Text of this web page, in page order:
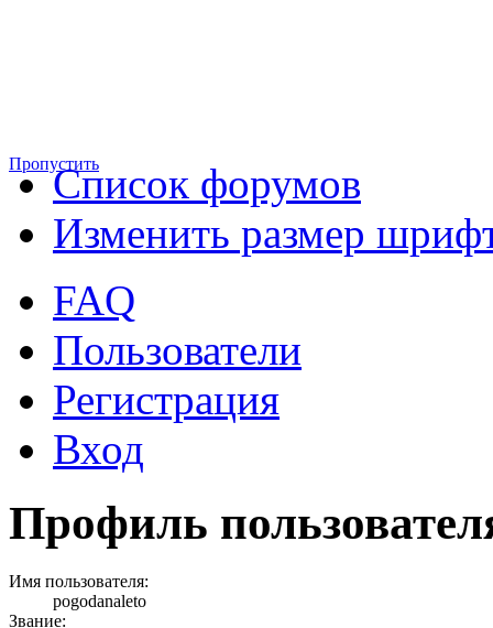
ПропуститьСписок форумов
Изменить размер
FAQ
Пользователи
Регистрация
Вход
Профиль
Имя пользователя:
pogodanaleto
Звание: